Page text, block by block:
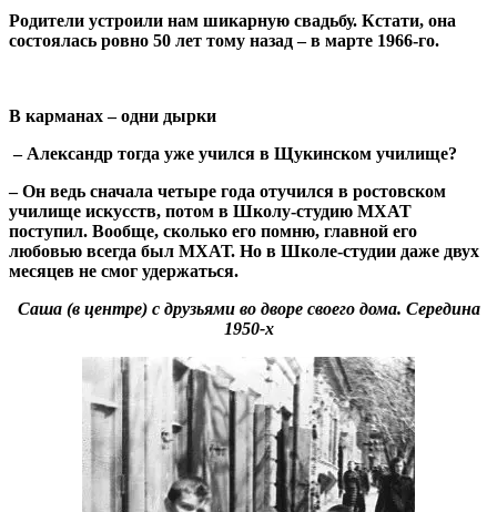
Родители устроили нам шикарную свадьбу. Кстати, она
состоялась ровно 50 лет тому назад – в марте 1966-го.
В карманах – одни дырки
– Александр тогда уже учился в Щукинском училище?
– Он ведь сначала четыре года отучился в ростовском
училище искусств, потом в Школу-студию МХАТ
поступил. Вообще, сколько его помню, главной его
любовью всегда был МХАТ. Но в Школе-студии даже двух
месяцев не смог удержаться.
Саша (в центре) с друзьями во дворе своего дома. Середина
1950-х